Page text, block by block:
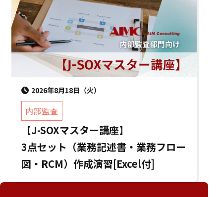
2026年8月18日（火）
内部監査
【J-SOXマスター講座】
3点セット（業務記述書・業務フロー
図・RCM）作成演習[Excel付]